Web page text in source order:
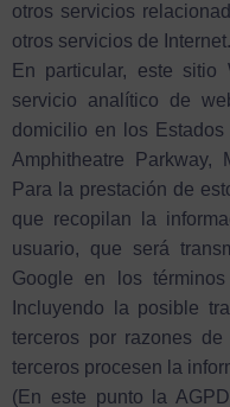
otros servicios
otros servicios de Internet.
En particular, este sitio
servicio analítico de
domicilio en los
Amphitheatre Parkway,
Para la prestación de
que recopilan la
usuario, que será
Google en los
Incluyendo la posible
terceros por razones
terceros procesen la
(En este punto la